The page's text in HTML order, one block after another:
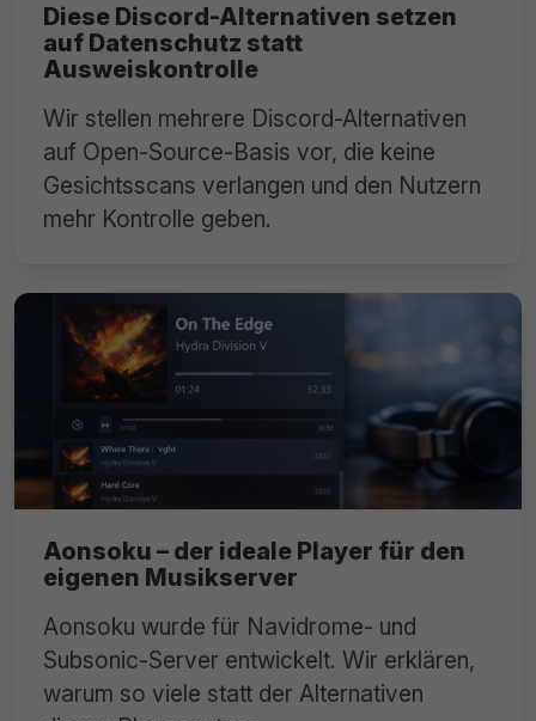
Diese Discord-Alternativen setzen
auf Datenschutz statt
Ausweiskontrolle
Wir stellen mehrere Discord-Alternativen
auf Open-Source-Basis vor, die keine
Gesichtsscans verlangen und den Nutzern
mehr Kontrolle geben.
Aonsoku – der ideale Player für den
eigenen Musikserver
Aonsoku wurde für Navidrome- und
Subsonic-Server entwickelt. Wir erklären,
warum so viele statt der Alternativen